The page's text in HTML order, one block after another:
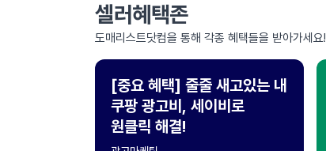
셀러혜택존
도매리스트닷컴을 통해 각종 혜택들을 받아가세요!
[중요 혜택] 줄줄 새고있는 내
쿠팡 광고비, 세이비로
원클릭 해결!